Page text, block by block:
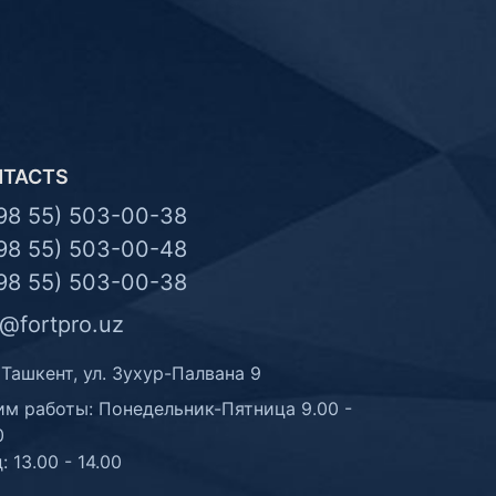
55) 503-00-38
55) 503-00-48
55) 503-00-38
ул. Зухур-Палвана 9
работы: Понедельник-Пятница 9.00 -
13.00 - 14.00